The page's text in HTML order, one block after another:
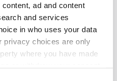
ad and content
and services
in who uses your data
privacy choices are only
where you have made